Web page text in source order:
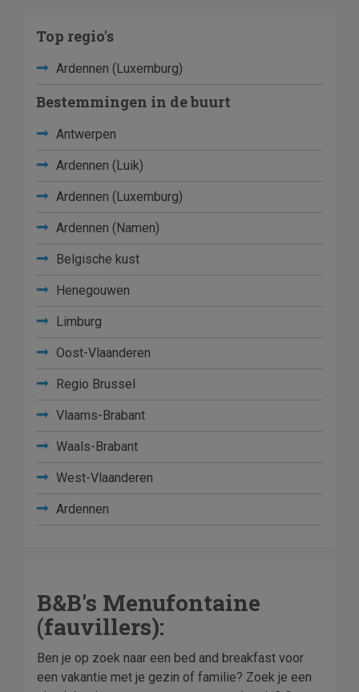
Top regio's
Ardennen (Luxemburg)
Bestemmingen in de buurt
Antwerpen
Ardennen (Luik)
Ardennen (Luxemburg)
Ardennen (Namen)
Belgische kust
Henegouwen
Limburg
Oost-Vlaanderen
Regio Brussel
Vlaams-Brabant
Waals-Brabant
West-Vlaanderen
Ardennen
B&B's Menufontaine
(fauvillers):
Ben je op zoek naar een bed and breakfast voor
een vakantie met je gezin of familie? Zoek je een